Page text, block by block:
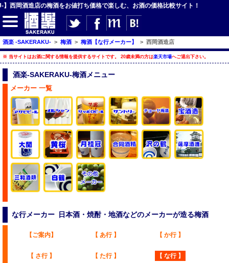
岡酒造店の梅酒をお値打ち価格で楽しむ、お酒の価格比較サイト！
【サイト内検索】
検索
【ジャンルメニュー】
ビール
発泡酒・新ジャンル
チューハイ・カクテル
ハイボール・水割り
梅酒
酒楽 -SAKERAKU- > 梅酒 > 梅酒【な行メーカー】 > 西岡酒造店
※ 当サイトはお酒に関する情報を提供するサイトです。 20歳未満の方は楽天市場へご退出下さい。
酒楽-SAKERAKU-梅酒メニュー
メーカー 一覧
な行メーカー 日本酒・焼酎・地酒などのメーカーが造る梅酒
【ご案内】 【 あ行 】 【 か行 】
【 さ行 】 【 た行 】 【 な行 】